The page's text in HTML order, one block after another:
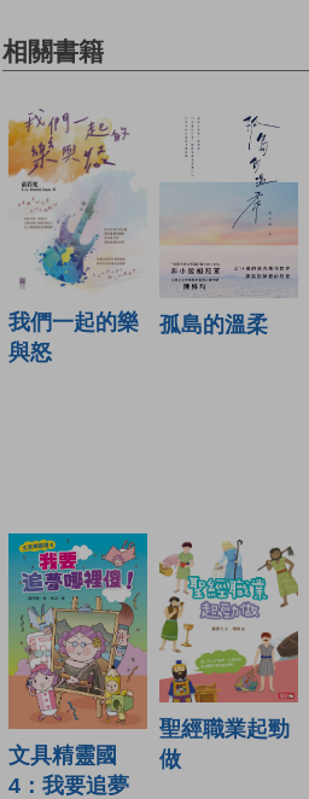
相關書籍
我們一起的樂
與怒
孤島的溫柔
文具精靈國
4：我要追夢
聖經職業起勁
做